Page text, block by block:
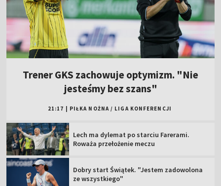
Trener GKS zachowuje optymizm. "Nie
jesteśmy bez szans"
21:17 PIŁKA NOŻNA / LIGA KONFERENCJI
Lech ma dylemat po starciu Farerami.
Roważa przełożenie meczu
Dobry start Świątek. "Jestem zadowolona
ze wszystkiego"